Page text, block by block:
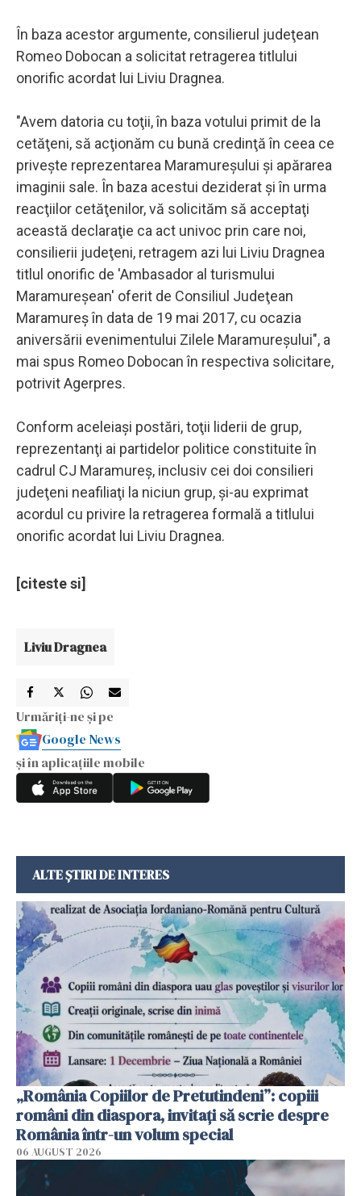
În baza acestor argumente, consilierul judeţean
Romeo Dobocan a solicitat retragerea titlului
onorific acordat lui Liviu Dragnea.
"Avem datoria cu toţii, în baza votului primit de la
cetăţeni, să acţionăm cu bună credinţă în ceea ce
priveşte reprezentarea Maramureşului şi apărarea
imaginii sale. În baza acestui deziderat şi în urma
reacţiilor cetăţenilor, vă solicităm să acceptaţi
această declaraţie ca act univoc prin care noi,
consilierii judeţeni, retragem azi lui Liviu Dragnea
titlul onorific de 'Ambasador al turismului
Maramureşean' oferit de Consiliul Judeţean
Maramureş în data de 19 mai 2017, cu ocazia
aniversării evenimentului Zilele Maramureşului", a
mai spus Romeo Dobocan în respectiva solicitare,
potrivit Agerpres.
Conform aceleiaşi postări, toţii liderii de grup,
reprezentanţi ai partidelor politice constituite în
cadrul CJ Maramureş, inclusiv cei doi consilieri
judeţeni neafiliaţi la niciun grup, şi-au exprimat
acordul cu privire la retragerea formală a titlului
onorific acordat lui Liviu Dragnea.
[citeste si]
Liviu Dragnea
Urmăriți-ne și pe
Google News
și în aplicațiile mobile
ALTE ȘTIRI DE INTERES
„România Copiilor de Pretutindeni”: copiii
români din diaspora, invitați să scrie despre
România într-un volum special
06 AUGUST 2026